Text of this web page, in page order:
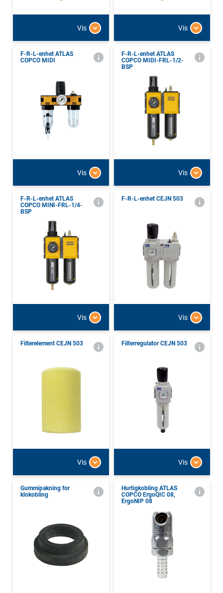
Vis Vis
F-R-L-enhet ATLAS
COPCO MIDI
Vis
F-R-L-enhet ATLAS
COPCO MIDI-FRL-1/2-
BSP
Vis
F-R-L-enhet ATLAS
COPCO MINI-FRL-1/4-
BSP
Vis
F-R-L-enhet CEJN 503
Vis
Filterelement CEJN 503
Vis
Filterregulator CEJN 503
Vis
Gummipakning for
klokobling
Hurtigkobling ATLAS
COPCO ErgoQIC 08,
ErgoNIP 08